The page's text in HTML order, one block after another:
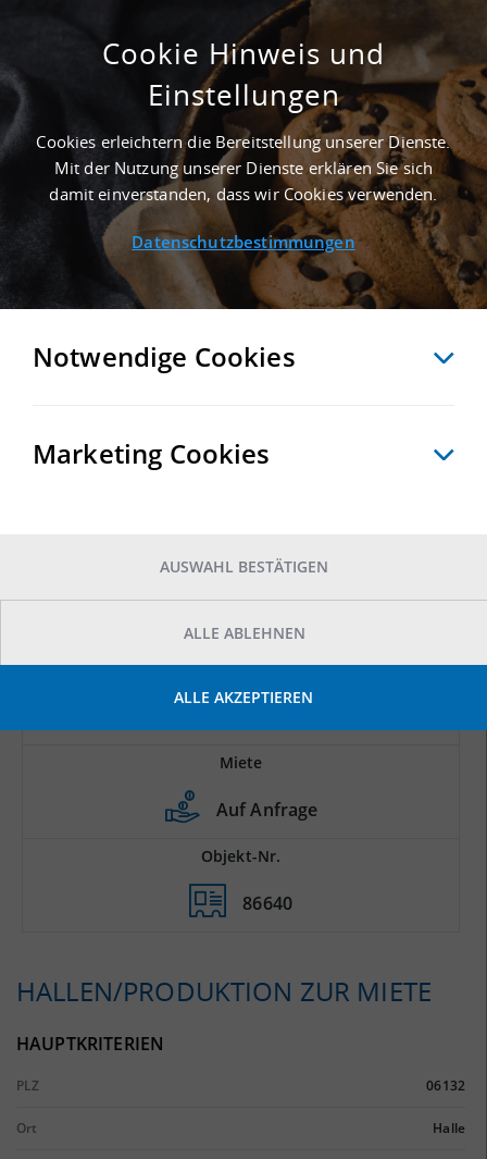
GEPFLEGT - 9.000 M² MIETHALLE IN HALLE
NAHE FLUGHAFEN LEIPZIG/HALLE
Startseite Immobiliensuche Detailansicht
VERGLEICHEN EXPORT PDF
Prod.-/Lagerfläche
Miete
Auf Anfrage
Objekt-Nr.
86640
HALLEN/PRODUKTION ZUR MIETE
HAUPTKRITERIEN
PLZ 06132
Ort Halle
Cookie Hinweis und
Einstellungen
Cookies erleichtern die Bereitstellung unserer Dienste.
Mit der Nutzung unserer Dienste erklären Sie sich
damit einverstanden, dass wir Cookies verwenden.
Datenschutzbestimmungen
Notwendige Cookies
Marketing Cookies
AUSWAHL BESTÄTIGEN
ALLE ABLEHNEN
ALLE AKZEPTIEREN